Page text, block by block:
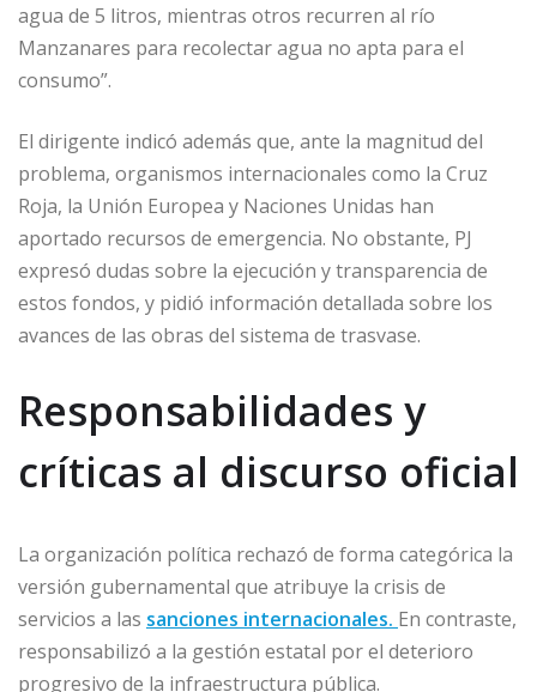
agua de 5 litros, mientras otros recurren al río
Manzanares para recolectar agua no apta para el
consumo”.
El dirigente indicó además que, ante la magnitud del
problema, organismos internacionales como la Cruz
Roja, la Unión Europea y Naciones Unidas han
aportado recursos de emergencia. No obstante, PJ
expresó dudas sobre la ejecución y transparencia de
estos fondos, y pidió información detallada sobre los
avances de las obras del sistema de trasvase.
Responsabilidades y
críticas al discurso oficial
La organización política rechazó de forma categórica la
versión gubernamental que atribuye la crisis de
servicios a las sanciones internacionales. En contraste,
responsabilizó a la gestión estatal por el deterioro
progresivo de la infraestructura pública.